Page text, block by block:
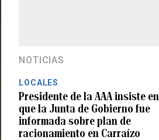
NOTICIAS
LOCALES
Presidente de la AAA insiste en
que la Junta de Gobierno fue
informada sobre plan de
racionamiento en Carraízo